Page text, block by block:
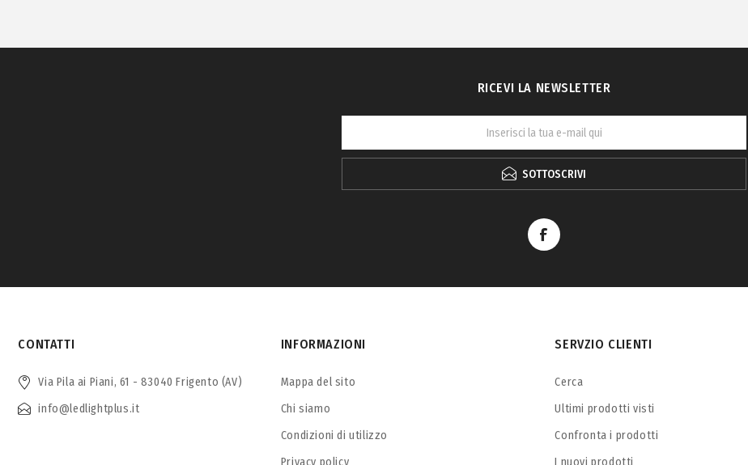
RICEVI LA NEWSLETTER
SOTTOSCRIVI
CONTATTI
Via Pila ai Piani, 61 - 83040 Frigento (AV)
info@ledlightplus.it
INFORMAZIONI
Mappa del sito
Chi siamo
Condizioni di utilizzo
Privacy policy
SERVZIO CLIENTI
Cerca
Ultimi prodotti visti
Confronta i prodotti
I nuovi prodotti